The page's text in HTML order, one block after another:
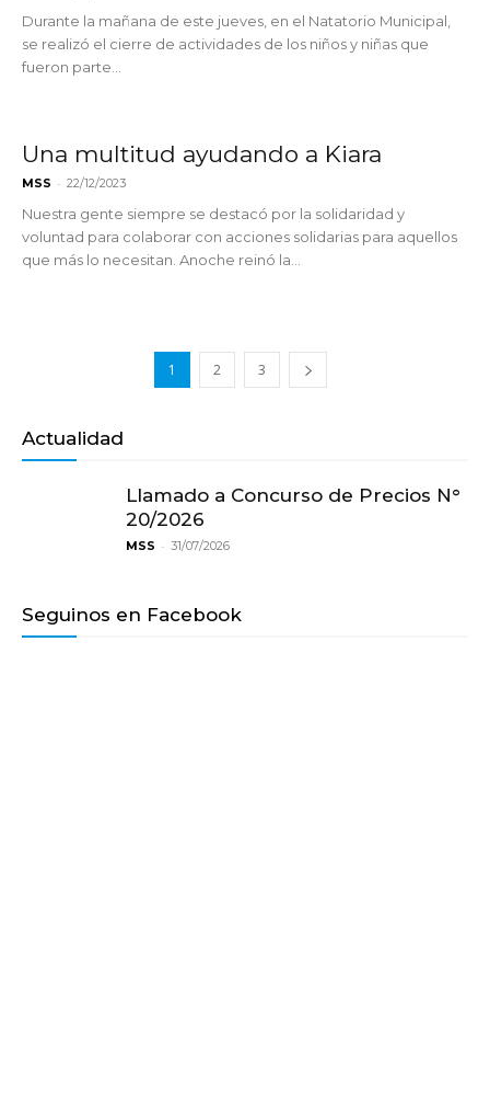
Durante la mañana de este jueves, en el Natatorio Municipal,
se realizó el cierre de actividades de los niños y niñas que
fueron parte...
Una multitud ayudando a Kiara
MSS - 22/12/2023
Nuestra gente siempre se destacó por la solidaridad y
voluntad para colaborar con acciones solidarias para aquellos
que más lo necesitan. Anoche reinó la...
1 2 3
Actualidad
Llamado a Concurso de Precios N°
20/2026
MSS - 31/07/2026
Seguinos en Facebook